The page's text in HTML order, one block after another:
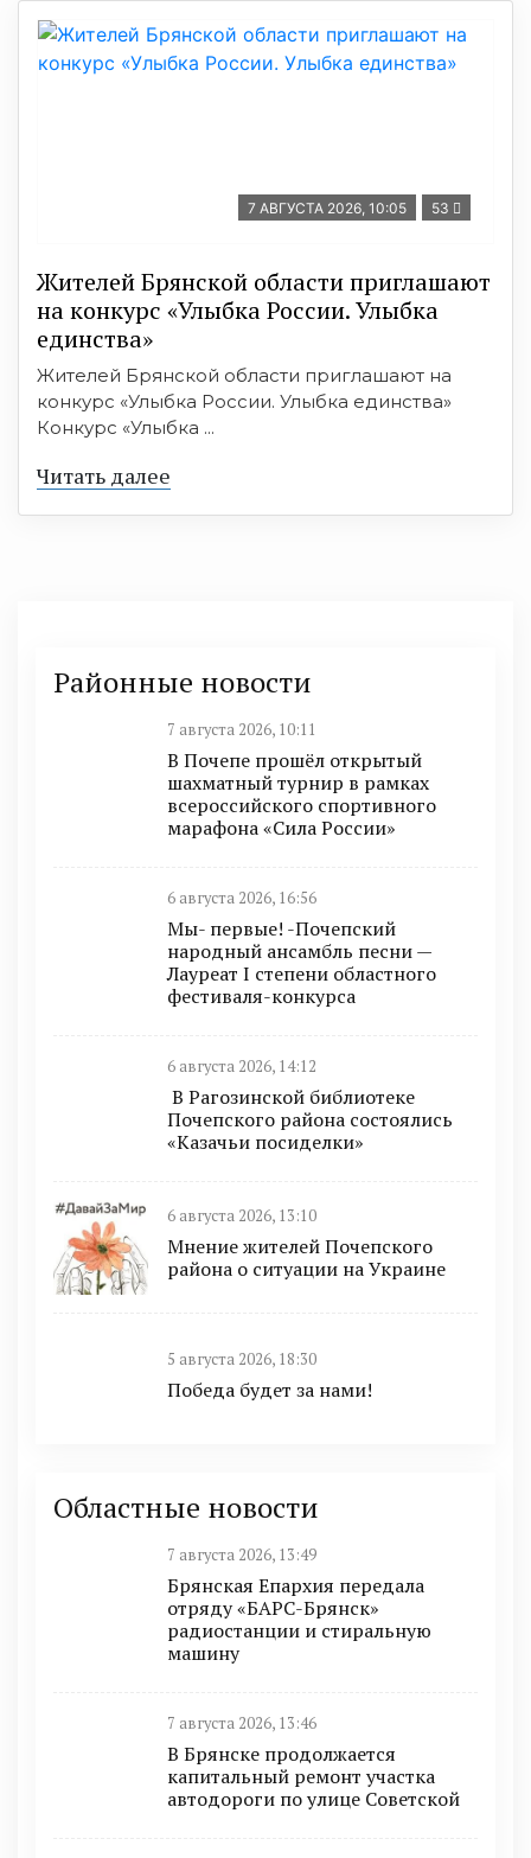
7 АВГУСТА 2026, 10:05 53
Жителей Брянской области приглашают
на конкурс «Улыбка России. Улыбка
единства»
Жителей Брянской области приглашают на
конкурс «Улыбка России. Улыбка единства»
Конкурс «Улыбка ...
Читать далее
Районные новости
7 августа 2026, 10:11
В Почепе прошёл открытый
шахматный турнир в рамках
всероссийского спортивного
марафона «Сила России»
6 августа 2026, 16:56
Мы- первые! -Почепский
народный ансамбль песни —
Лауреат I степени областного
фестиваля-конкурса
6 августа 2026, 14:12
В Рагозинской библиотеке
Почепского района состоялись
«Казачьи посиделки»
6 августа 2026, 13:10
Мнение жителей Почепского
района о ситуации на Украине
5 августа 2026, 18:30
Победа будет за нами!
Областные новости
7 августа 2026, 13:49
Брянская Епархия передала
отряду «БАРС-Брянск»
радиостанции и стиральную
машину
7 августа 2026, 13:46
В Брянске продолжается
капитальный ремонт участка
автодороги по улице Советской